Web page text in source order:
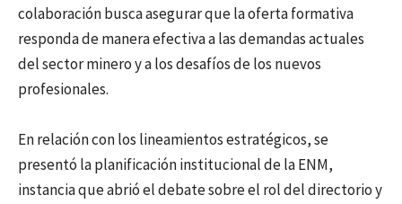
colaboración busca asegurar que la oferta formativa
responda de manera efectiva a las demandas actuales
del sector minero y a los desafíos de los nuevos
profesionales.
En relación con los lineamientos estratégicos, se
presentó la planificación institucional de la ENM,
instancia que abrió el debate sobre el rol del directorio y